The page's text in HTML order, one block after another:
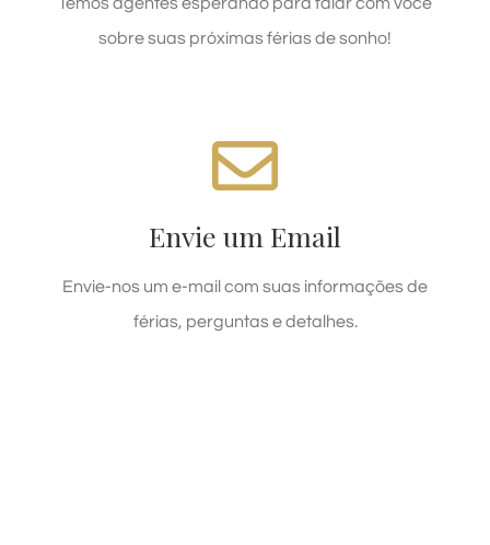
sobre suas próximas férias de sonho!
Envie um Email
Envie-nos um e-mail com suas informações de
férias, perguntas e detalhes.
NÓS AGUARDAMOS VOCÊ!
Email reservas@kariribeachhotel.com.br hoje!
ENVIE UM EMAIL